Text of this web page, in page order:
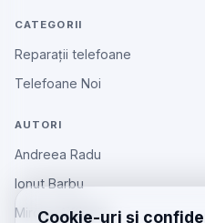
Cookie-uri și
CATEGORII
Reparații telefoane
Telefoane Noi
AUTORI
Andreea Radu
Ionut Barbu
Mircea Aiftincăi